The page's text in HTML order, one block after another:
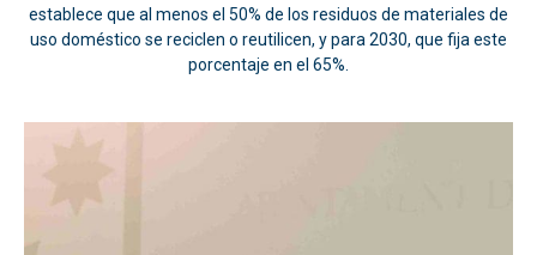
establece que al menos el 50% de los residuos de materiales de
uso doméstico se reciclen o reutilicen, y para 2030, que fija este
porcentaje en el 65%.